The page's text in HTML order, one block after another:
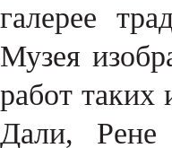
галерее
Музея
работ таких
Дали,